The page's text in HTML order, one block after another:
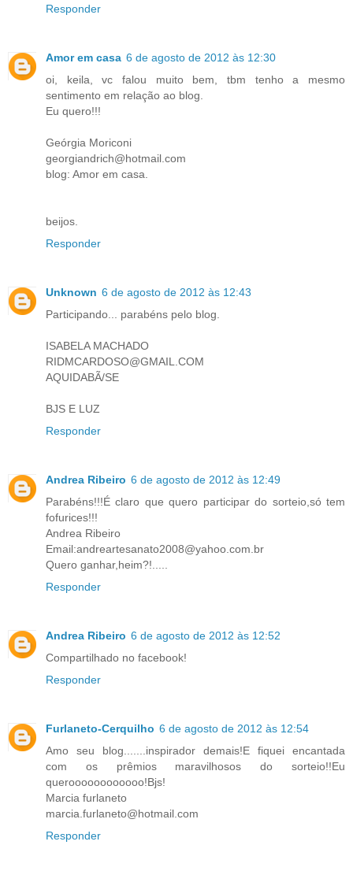
Responder
Amor em casa 6 de agosto de 2012 às 12:30
oi, keila, vc falou muito bem, tbm tenho a mesmo
sentimento em relação ao blog.
Eu quero!!!
Geórgia Moriconi
georgiandrich@hotmail.com
blog: Amor em casa.
beijos.
Responder
Unknown 6 de agosto de 2012 às 12:43
Participando... parabéns pelo blog.
ISABELA MACHADO
RIDMCARDOSO@GMAIL.COM
AQUIDABÃ/SE
BJS E LUZ
Responder
Andrea Ribeiro 6 de agosto de 2012 às 12:49
Parabéns!!!É claro que quero participar do sorteio,só tem
fofurices!!!
Andrea Ribeiro
Email:andreartesanato2008@yahoo.com.br
Quero ganhar,heim?!.....
Responder
Andrea Ribeiro 6 de agosto de 2012 às 12:52
Compartilhado no facebook!
Responder
Furlaneto-Cerquilho 6 de agosto de 2012 às 12:54
Amo seu blog.......inspirador demais!E fiquei encantada
com os prêmios maravilhosos do sorteio!!Eu
queroooooooooooo!Bjs!
Marcia furlaneto
marcia.furlaneto@hotmail.com
Responder